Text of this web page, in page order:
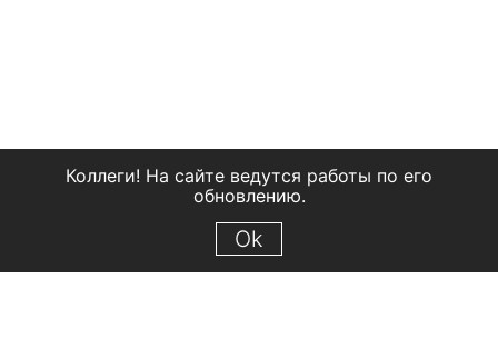
Коллеги! На сайте ведутся работы по его
обновлению.
Ok